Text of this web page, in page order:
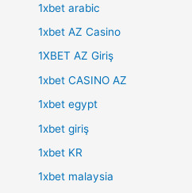
1xbet arabic
1xbet AZ Casino
1XBET AZ Giriş
1xbet CASINO AZ
1xbet egypt
1xbet giriş
1xbet KR
1xbet malaysia